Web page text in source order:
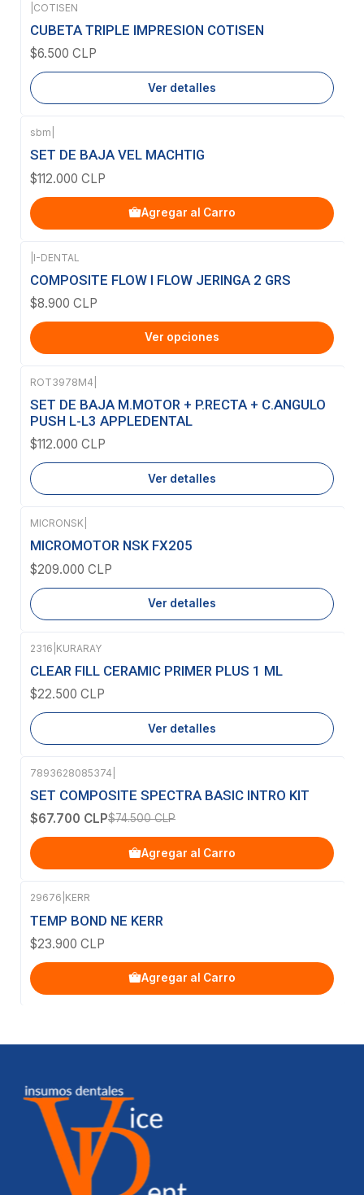
Agotado
COTISEN
CUBETA TRIPLE IMPRESION COTISEN
$6.500 CLP
Ver detalles
sbm
SET DE BAJA VEL MACHTIG
$112.000 CLP
Agregar al Carro
I-DENTAL
COMPOSITE FLOW I FLOW JERINGA 2 GRS
$8.900 CLP
Ver opciones
Agotado
ROT3978M4
SET DE BAJA M.MOTOR + P.RECTA + C.ANGULO
PUSH L-L3 APPLEDENTAL
$112.000 CLP
Ver detalles
Agotado
MICRONSK
MICROMOTOR NSK FX205
$209.000 CLP
Ver detalles
Agotado
2316 KURARAY
CLEAR FILL CERAMIC PRIMER PLUS 1 ML
$22.500 CLP
Ver detalles
-9%OFF
7893628085374
SET COMPOSITE SPECTRA BASIC INTRO KIT
$67.700 CLP$74.500 CLP
Agregar al Carro
29676 KERR
TEMP BOND NE KERR
$23.900 CLP
Agregar al Carro